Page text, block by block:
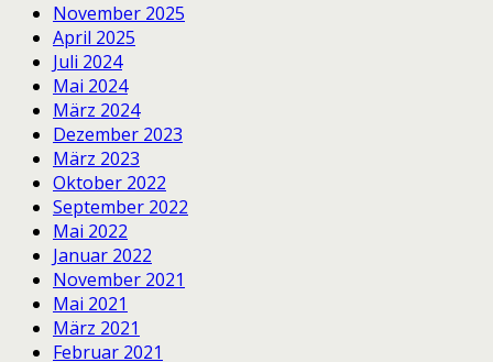
November 2025
April 2025
Juli 2024
Mai 2024
März 2024
Dezember 2023
März 2023
Oktober 2022
September 2022
Mai 2022
Januar 2022
November 2021
Mai 2021
März 2021
Februar 2021